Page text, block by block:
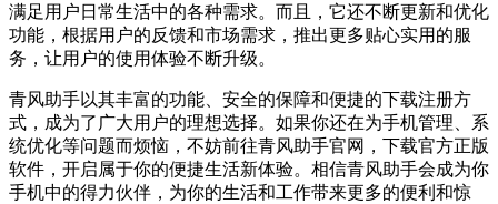
满足用户日常生活中的各种需求。而且，它还不断更新和优化
功能，根据用户的反馈和市场需求，推出更多贴心实用的服
务，让用户的使用体验不断升级。
青风助手以其丰富的功能、安全的保障和便捷的下载注册方
式，成为了广大用户的理想选择。如果你还在为手机管理、系
统优化等问题而烦恼，不妨前往青风助手官网，下载官方正版
软件，开启属于你的便捷生活新体验。相信青风助手会成为你
手机中的得力伙伴，为你的生活和工作带来更多的便利和惊